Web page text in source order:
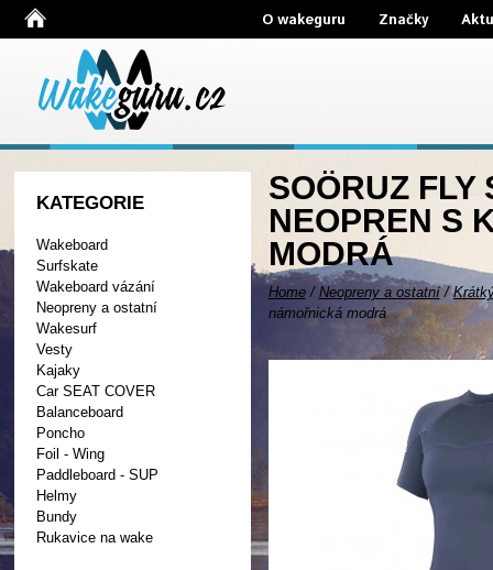
O wakeguru Značky
KATEGORIE
Wakeboard
Surfskate
Wakeboard vázání
Neopreny a ostatní
Wakesurf
Vesty
Kajaky
Car SEAT COVER
Balanceboard
Poncho
Foil - Wing
Paddleboard - SUP
Helmy
Bundy
Rukavice na wake
SOÖRUZ FLY
NEOPREN S
MODRÁ
Home/ Neopreny a ostatní/
námořnická modrá